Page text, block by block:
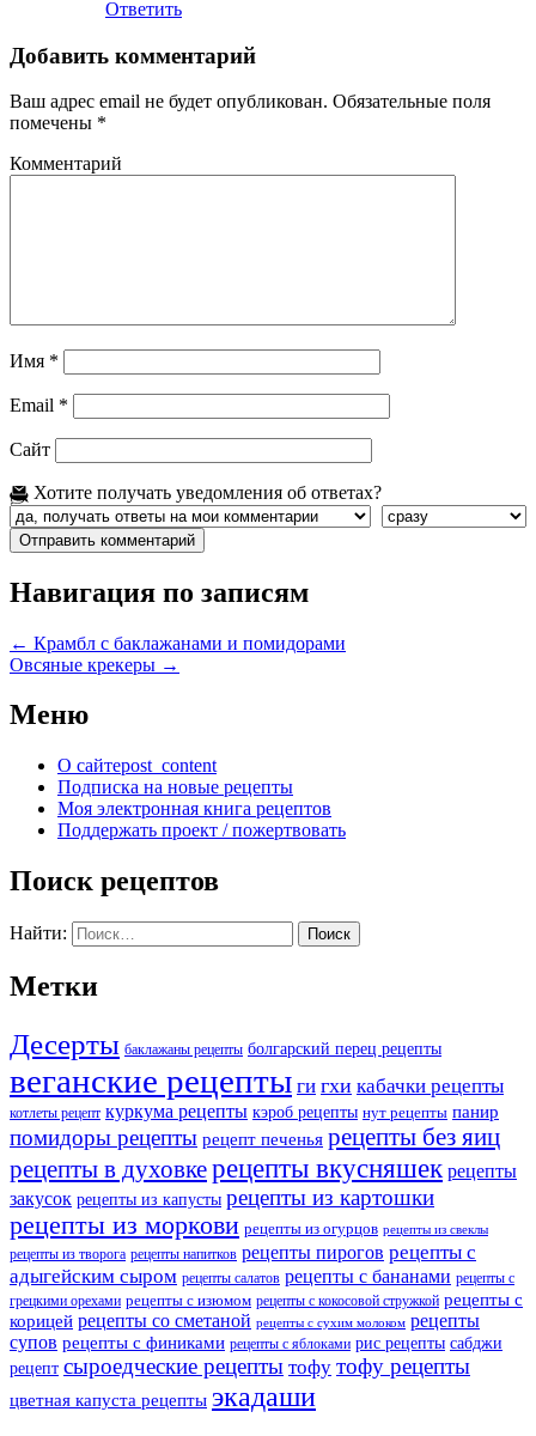
Ответить
Добавить комментарий
Ваш адрес email не будет опубликован. Обязательные поля
помечены *
Комментарий
Имя *
Email *
Сайт
Хотите получать уведомления об ответах?
Навигация по записям
← Крамбл с баклажанами и помидорами
Овсяные крекеры →
Меню
О сайтеpost_content
Подписка на новые рецепты
Моя электронная книга рецептов
Поддержать проект / пожертвовать
Поиск рецептов
Найти:
Метки
Десерты баклажаны рецепты болгарский перец рецепты
веганские рецепты ги гхи кабачки рецепты
котлеты рецепт куркума рецепты кэроб рецепты нут рецепты панир
помидоры рецепты рецепт печенья рецепты без яиц
рецепты в духовкерецепты вкусняшек рецепты
закусок рецепты из капусты рецепты из картошки
рецепты из моркови рецепты из огурцов рецепты из свеклы
рецепты из творога рецепты напитков рецепты пирогов рецепты с
адыгейским сыром рецепты салатов рецепты с бананами рецепты с
грецкими орехами рецепты с изюмом рецепты с кокосовой стружкой рецепты с
корицей рецепты со сметаной рецепты с сухим молоком рецепты
супов рецепты с финиками рецепты с яблоками рис рецепты сабджи
рецепт сыроедческие рецепты тофу тофу рецепты
цветная капуста рецепты экадаши